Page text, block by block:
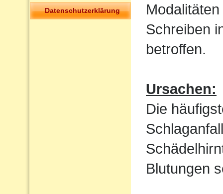
Datenschutzerklärung
Schreiben
betroffen.
Ursachen:
Die
Blutungen